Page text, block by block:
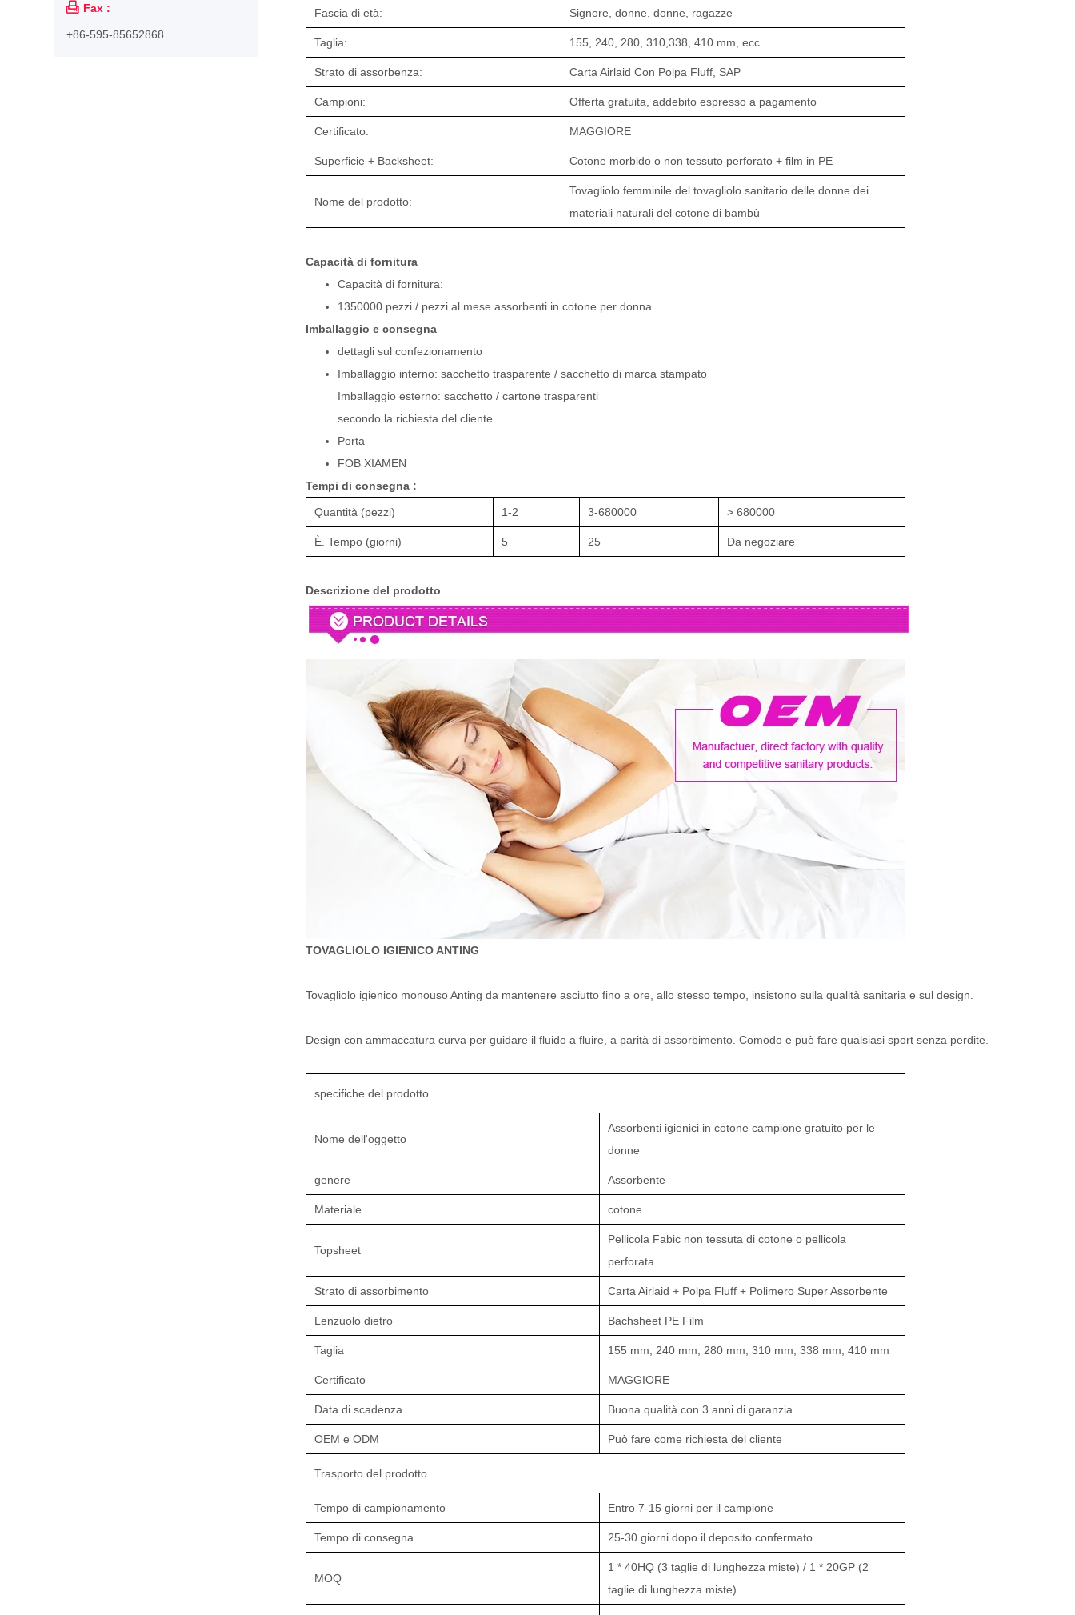
Fascia di età: Signore, donne, donne, ragazze
Taglia: 155, 240, 280, 310,338, 410 mm, ecc
Strato di assorbenza: Carta Airlaid Con Polpa Fluff, SAP
Campioni: Offerta gratuita, addebito espresso a pagamento
Certificato: MAGGIORE
Superficie + Backsheet: Cotone morbido o non tessuto perforato + film in PE
Nome del prodotto:
Tovagliolo femminile del tovagliolo sanitario delle donne dei
materiali naturali del cotone di bambù
Capacità di fornitura
Capacità di fornitura:
1350000 pezzi / pezzi al mese assorbenti in cotone per donna
Imballaggio e consegna
dettagli sul confezionamento
Imballaggio interno: sacchetto trasparente / sacchetto di marca stampato
Imballaggio esterno: sacchetto / cartone trasparenti
secondo la richiesta del cliente.
Porta
FOB XIAMEN
Tempi di consegna :
Quantità (pezzi) 1-2 3-680000 > 680000
È. Tempo (giorni) 5 25 Da negoziare
Descrizione del prodotto
TOVAGLIOLO IGIENICO ANTING
Tovagliolo igienico monouso Anting da mantenere asciutto fino a ore, allo stesso tempo, insistono sulla qualità sanitaria e sul design.
Design con ammaccatura curva per guidare il fluido a fluire, a parità di assorbimento. Comodo e può fare qualsiasi sport senza perdite.
specifiche del prodotto
Nome dell'oggetto
Assorbenti igienici in cotone campione gratuito per le
donne
genere Assorbente
Materiale cotone
Topsheet
Pellicola Fabic non tessuta di cotone o pellicola
perforata.
Strato di assorbimento Carta Airlaid + Polpa Fluff + Polimero Super Assorbente
Lenzuolo dietro Bachsheet PE Film
Taglia 155 mm, 240 mm, 280 mm, 310 mm, 338 mm, 410 mm
Certificato MAGGIORE
Data di scadenza Buona qualità con 3 anni di garanzia
OEM e ODM Può fare come richiesta del cliente
Trasporto del prodotto
Tempo di campionamento Entro 7-15 giorni per il campione
Tempo di consegna 25-30 giorni dopo il deposito confermato
MOQ
1 * 40HQ (3 taglie di lunghezza miste) / 1 * 20GP (2
taglie di lunghezza miste)
 Fax :
+86-595-85652868